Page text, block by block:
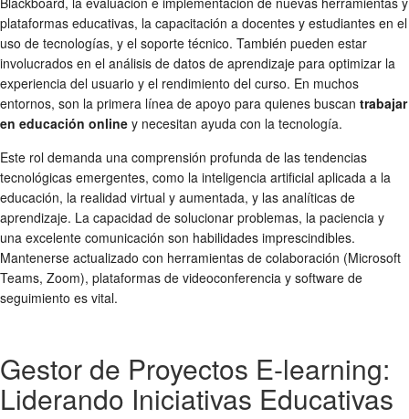
plataformas educativas, la capacitación a docentes y estudiantes en el
uso de tecnologías, y el soporte técnico. También pueden estar
involucrados en el análisis de datos de aprendizaje para optimizar la
experiencia del usuario y el rendimiento del curso. En muchos
entornos, son la primera línea de apoyo para quienes buscan trabajar
en educación online y necesitan ayuda con la tecnología.
Este rol demanda una comprensión profunda de las tendencias
tecnológicas emergentes, como la inteligencia artificial aplicada a la
educación, la realidad virtual y aumentada, y las analíticas de
aprendizaje. La capacidad de solucionar problemas, la paciencia y
una excelente comunicación son habilidades imprescindibles.
Mantenerse actualizado con herramientas de colaboración (Microsoft
Teams, Zoom), plataformas de videoconferencia y software de
seguimiento es vital.
Gestor de Proyectos E-learning:
Liderando Iniciativas Educativas